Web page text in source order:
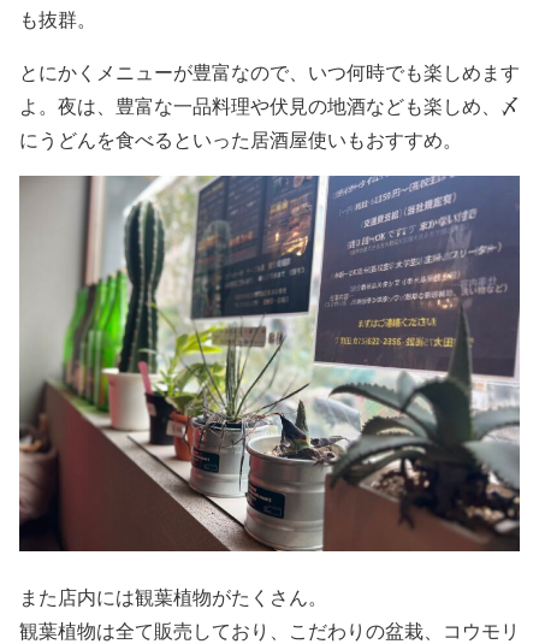
も抜群。
とにかくメニューが豊富なので、いつ何時でも楽しめます
よ。夜は、豊富な一品料理や伏見の地酒なども楽しめ、〆
にうどんを食べるといった居酒屋使いもおすすめ。
また店内には観葉植物がたくさん。
観葉植物は全て販売しており、こだわりの盆栽、コウモリ